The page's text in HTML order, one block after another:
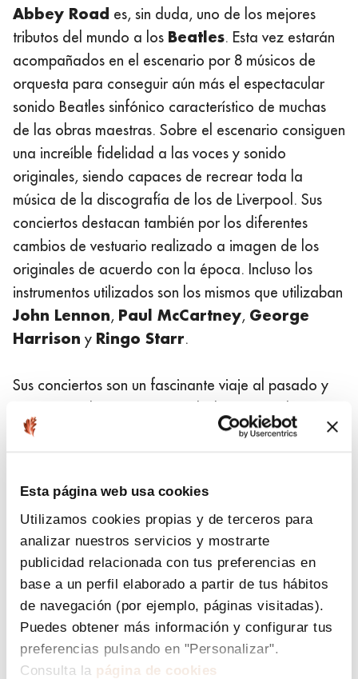
Esta página web usa cookies
Utilizamos cookies propias y de terceros para
analizar nuestros servicios y mostrarte
publicidad relacionada con tus preferencias en
base a un perfil elaborado a partir de tus hábitos
de navegación (por ejemplo, páginas visitadas).
Puedes obtener más información y configurar tus
preferencias pulsando en "Personalizar".
Consulta la página de cookies
Abbey Road es, sin duda, uno de los mejores
tributos del mundo a los Beatles. Esta vez estarán
acompañados en el escenario por 8 músicos de
orquesta para conseguir aún más el espectacular
sonido Beatles sinfónico característico de muchas
de las obras maestras. Sobre el escenario consiguen
una increíble fidelidad a las voces y sonido
originales, siendo capaces de recrear toda la
música de la discografía de los de Liverpool. Sus
conciertos destacan también por los diferentes
cambios de vestuario realizado a imagen de los
originales de acuerdo con la época. Incluso los
instrumentos utilizados son los mismos que utilizaban
John Lennon, Paul McCartney, George
Harrison y Ringo Starr.
Sus conciertos son un fascinante viaje al pasado y
rememoran la música por un lado que revolucionó
los cimientos de la música moderna. En sus
primera mitad de los años 60, sino que también
revivieron aquellos himnos que los Beatles grabaron
hasta 1970 y que nunca llegaron a tocar en directo.
Abbey Road lo forman:
Adrián Ghiardo (Paul McCartney): guitarras, bajo,
voces y teclados.
Jordi Expósito (John Lennon): guitarras, voces y